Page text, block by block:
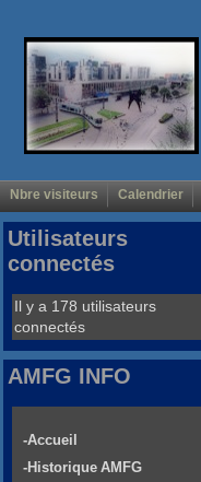
Nbre visiteurs Calendrier
Utilisateurs
connectés
Il y a 178 utilisateurs
connectés
AMFG INFO
-Accueil
-Historique AMFG